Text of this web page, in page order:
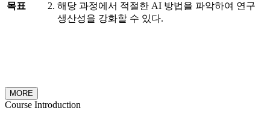
목표
해당 과정에서 적절한 AI 방법을 파악하여 연구
생산성을 강화할 수 있다.
MORE
Course Introduction